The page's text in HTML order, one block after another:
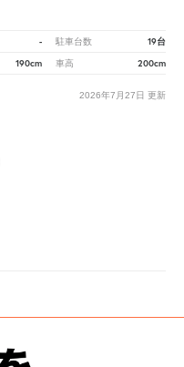
- 駐車台数 19台
190cm 車高 200cm
2026年7月27日 更新